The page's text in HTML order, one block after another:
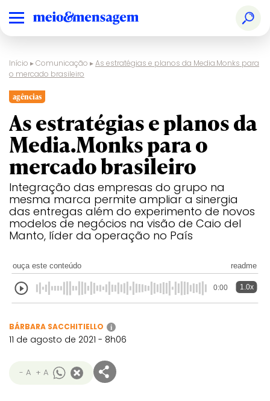
Início ▸Comunicação ▸As estratégias e planos da Media.Monks para
o mercado brasileiro
agências
As estratégias e planos da
Media.Monks para o
mercado brasileiro
Integração das empresas do grupo na
mesma marca permite ampliar a sinergia
das entregas além do experimento de novos
modelos de negócios na visão de Caio del
Manto, líder da operação no País
ouça este conteúdo readme
0:00 1.0x
BÁRBARA SACCHITIELLO i
11 de agosto de 2021 - 8h06
- A + A